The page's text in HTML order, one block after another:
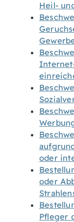
Heil-
oder
oder
Pfleger